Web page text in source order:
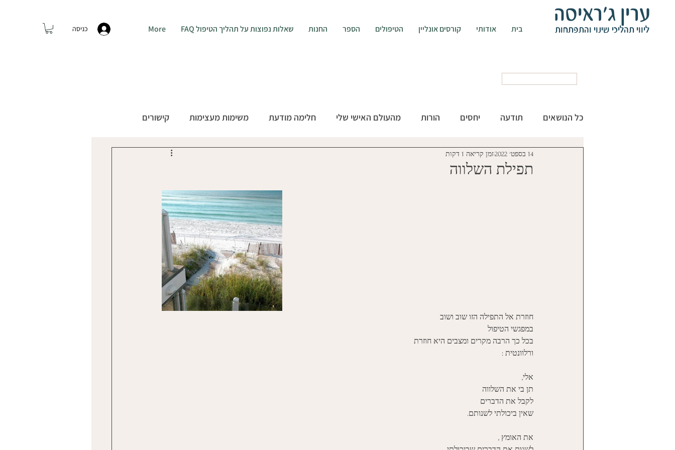
כניסה בית אודותי קורסים אונליין הטיפולים הספר החנות שאלות נפוצות על תהליך הטיפול FAQ More
ערין ג'ראיסה
ליווי תהליכי שינוי והתפתחות
כל הנושאים תודעה יחסים הורות מהעולם האישי שלי חלימה מודעת משימות מעצימות קישורים
להיות אישה
תפילת השלווה
14 בספט׳ 2022 זמן קריאה 1 דקות
חוזרת אל התפילה הזו שוב ושוב
במפגשי הטיפול
בכל כך הרבה מקרים ומצבים היא חוזרת
ורלוונטית :
אלי,
תן בי את השלווה
לקבל את הדברים
שאין ביכולתי לשנותם.
את האומץ ,